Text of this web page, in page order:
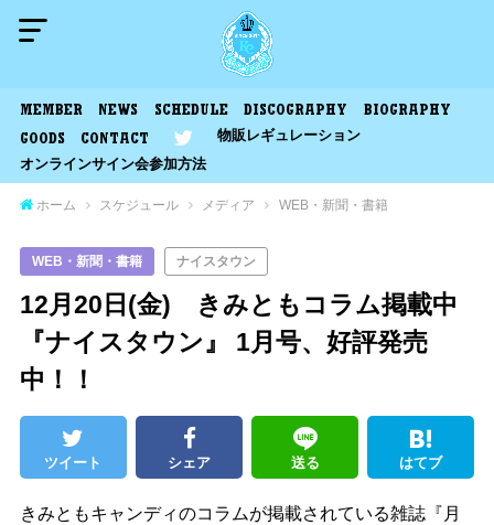
MEMBER NEWS SCHEDULE DISCOGRAPHY
BIOGRAPHY
GOODS
CONTACT
物販レギュレーション
オンラインサイン会参加方法
ホーム スケジュール メディア WEB・新聞・書籍
WEB・新聞・書籍 ナイスタウン
12月20日(金) きみともコラム掲載中
『ナイスタウン』 1月号、好評発売
中！！
ツイート シェア 送る はてブ
きみともキャンディのコラムが掲載されている雑誌『月